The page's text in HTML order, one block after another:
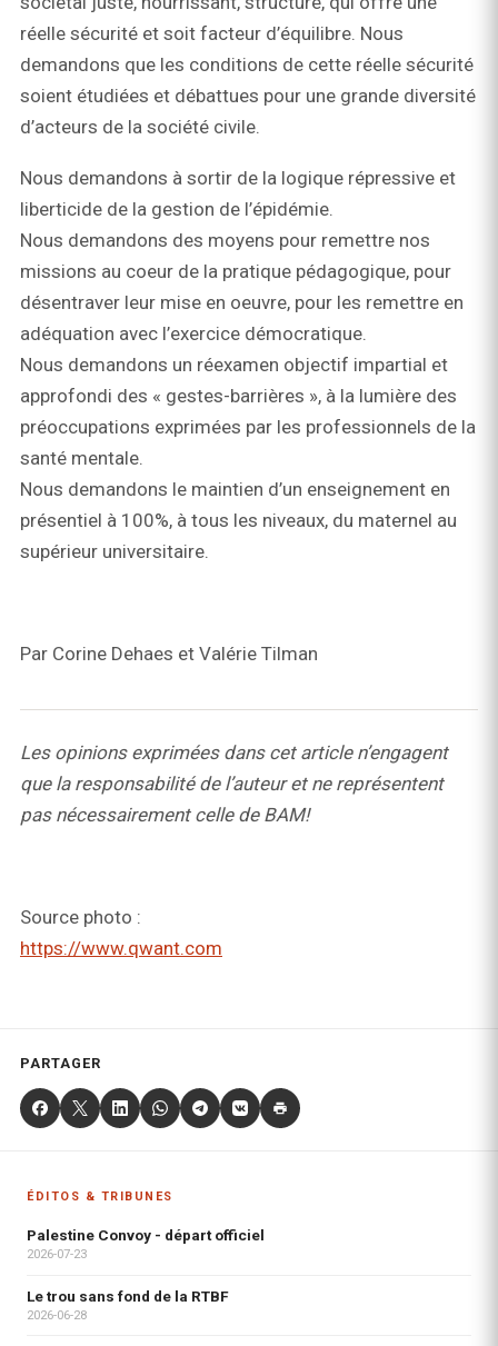
réelle sécurité et soit facteur d’équilibre. Nous
demandons que les conditions de cette réelle sécurité
soient étudiées et débattues pour une grande diversité
d’acteurs de la société civile.
Nous demandons à sortir de la logique répressive et
liberticide de la gestion de l’épidémie.
Nous demandons des moyens pour remettre nos
missions au coeur de la pratique pédagogique, pour
désentraver leur mise en oeuvre, pour les remettre en
adéquation avec l’exercice démocratique.
Nous demandons un réexamen objectif impartial et
approfondi des « gestes-barrières », à la lumière des
préoccupations exprimées par les professionnels de la
santé mentale.
Nous demandons le maintien d’un enseignement en
présentiel à 100%, à tous les niveaux, du maternel au
supérieur universitaire.
Par Corine Dehaes et Valérie Tilman
Les opinions exprimées dans cet article n’engagent
que la responsabilité de l’auteur et ne représentent
pas nécessairement celle de BAM!
Source photo :
https://www.qwant.com
PARTAGER
ÉDITOS & TRIBUNES
Palestine Convoy - départ officiel
2026-07-23
Le trou sans fond de la RTBF
2026-06-28